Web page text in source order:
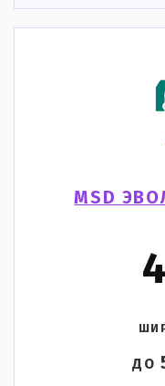
MSD
ДО